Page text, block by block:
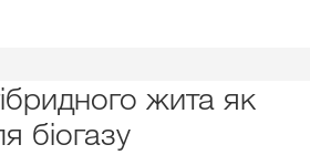
жита як
біогазу